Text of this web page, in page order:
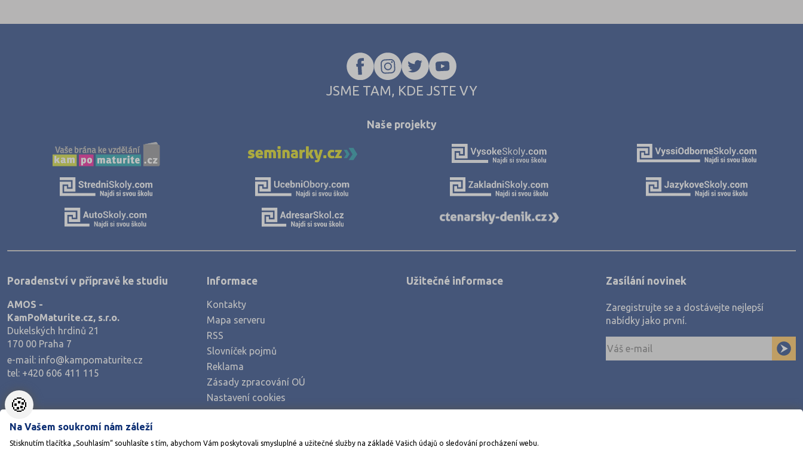
JSME TAM, KDE JSTE VY
Naše projekty
Poradenství v přípravě ke studiu
AMOS -
KamPoMaturite.cz, s.r.o.
Dukelských hrdinů 21
170 00 Praha 7
e-mail: info@kampomaturite.cz
tel: +420 606 411 115
Informace
Kontakty
Mapa serveru
RSS
Slovníček pojmů
Reklama
Zásady zpracování OÚ
Nastavení cookies
Stáhněte si aplikaci Adresář škol
Užitečné informace Zasílání novinek
Zaregistrujte se a dostávejte nejlepší
nabídky jako první.
🍪
Na Vašem soukromí nám záleží
Stisknutím tlačítka „Souhlasím“ souhlasíte s tím, abychom Vám poskytovali smysluplné a užitečné služby na základě Vašich údajů o sledování procházení webu.